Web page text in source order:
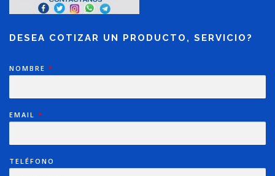
DESEA COTIZAR UN PRODUCTO, SERVICIO?
NOMBRE *
EMAIL *
TELÉFONO